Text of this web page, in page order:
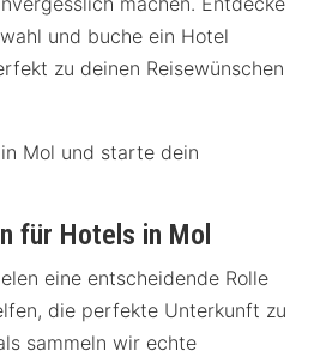
und buche ein Hotel
zu deinen Reisewünschen
Mol und starte dein
für Hotels in Mol
eine entscheidende Rolle
die perfekte Unterkunft zu
sammeln wir echte